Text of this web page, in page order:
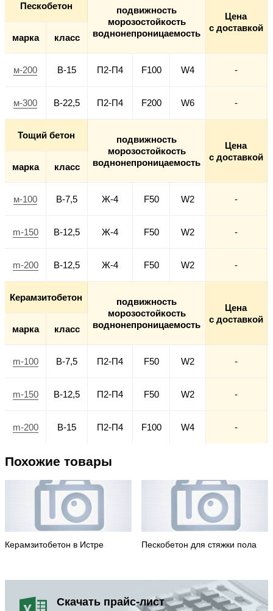
Пескобетон
подвижность
морозостойкость
воднонепроницаемость
Цена
с доставкой
марка
класс
м-200 В-15 П2-П4 F100 W4 -
м-300 В-22,5 П2-П4 F200 W6 -
Тощий бетон
подвижность
морозостойкость
воднонепроницаемость
Цена
с доставкой
марка
класс
м-100 В-7,5 Ж-4 F50 W2 -
m-150 В-12,5 Ж-4 F50 W2 -
m-200 В-12,5 Ж-4 F50 W2 -
Керамзитобетон
подвижность
морозостойкость
воднонепроницаемость
Цена
с доставкой
марка
класс
m-100 В-7,5 П2-П4 F50 W2 -
m-150 В-12,5 П2-П4 F50 W2 -
m-200 В-15 П2-П4 F100 W4 -
Похожие товары
Керамзитобетон в Истре Пескобетон для стяжки пола
Скачать прайс-лист